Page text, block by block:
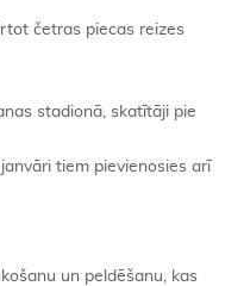
četras piecas reizes
stadionā, skatītāji pie
tiem pievienosies arī
un peldēšanu, kas